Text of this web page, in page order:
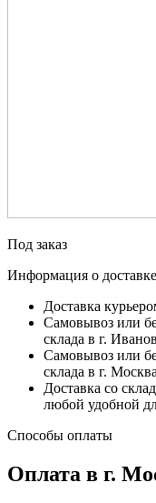
Под заказ
Информация о доставке
Доставка
Самовывоз или
склада в г.
Самовывоз или
склада в г. Москва
Доставка со
любой удобной
Способы оплаты
Оплата в г.